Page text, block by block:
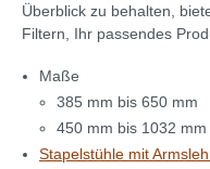
Überblick zu behalten,
Filtern, Ihr passendes
Maße
385 mm bis 650 mm
450 mm bis 1032 mm
Stapelstühle mit